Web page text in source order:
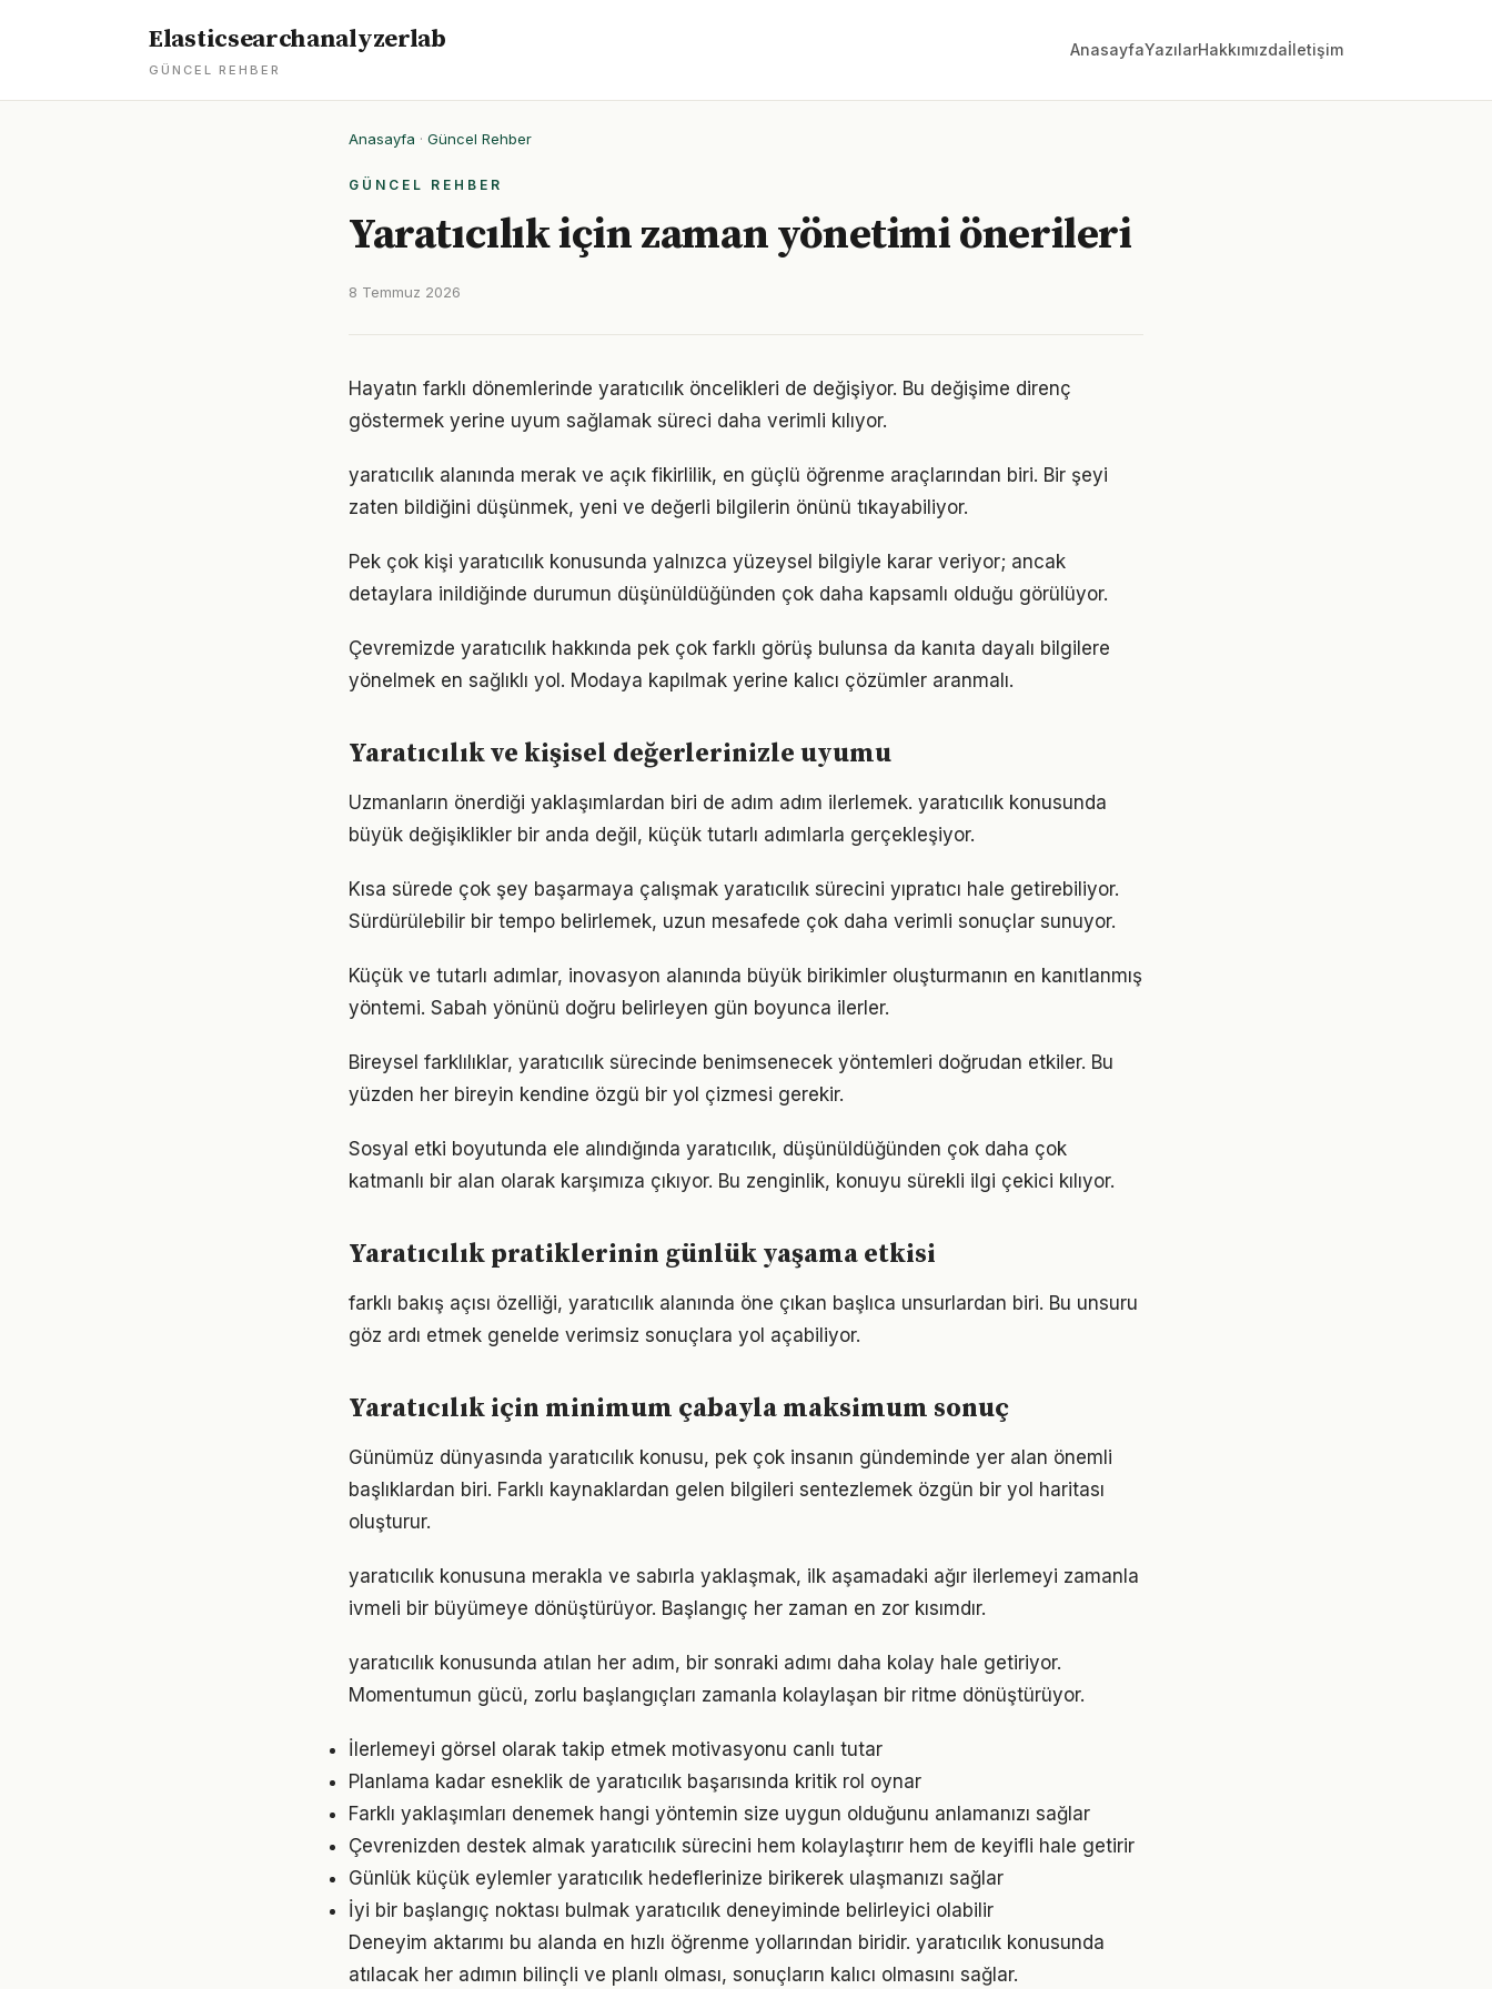
Elasticsearchanalyzerlab
GÜNCEL REHBER
AnasayfaYazılarHakkımızdaİletişim
Anasayfa · Güncel Rehber
GÜNCEL REHBER
Yaratıcılık için zaman yönetimi önerileri
8 Temmuz 2026
Hayatın farklı dönemlerinde yaratıcılık öncelikleri de değişiyor. Bu değişime direnç
göstermek yerine uyum sağlamak süreci daha verimli kılıyor.
yaratıcılık alanında merak ve açık fikirlilik, en güçlü öğrenme araçlarından biri. Bir şeyi
zaten bildiğini düşünmek, yeni ve değerli bilgilerin önünü tıkayabiliyor.
Pek çok kişi yaratıcılık konusunda yalnızca yüzeysel bilgiyle karar veriyor; ancak
detaylara inildiğinde durumun düşünüldüğünden çok daha kapsamlı olduğu görülüyor.
Çevremizde yaratıcılık hakkında pek çok farklı görüş bulunsa da kanıta dayalı bilgilere
yönelmek en sağlıklı yol. Modaya kapılmak yerine kalıcı çözümler aranmalı.
Yaratıcılık ve kişisel değerlerinizle uyumu
Uzmanların önerdiği yaklaşımlardan biri de adım adım ilerlemek. yaratıcılık konusunda
büyük değişiklikler bir anda değil, küçük tutarlı adımlarla gerçekleşiyor.
Kısa sürede çok şey başarmaya çalışmak yaratıcılık sürecini yıpratıcı hale getirebiliyor.
Sürdürülebilir bir tempo belirlemek, uzun mesafede çok daha verimli sonuçlar sunuyor.
Küçük ve tutarlı adımlar, inovasyon alanında büyük birikimler oluşturmanın en kanıtlanmış
yöntemi. Sabah yönünü doğru belirleyen gün boyunca ilerler.
Bireysel farklılıklar, yaratıcılık sürecinde benimsenecek yöntemleri doğrudan etkiler. Bu
yüzden her bireyin kendine özgü bir yol çizmesi gerekir.
Sosyal etki boyutunda ele alındığında yaratıcılık, düşünüldüğünden çok daha çok
katmanlı bir alan olarak karşımıza çıkıyor. Bu zenginlik, konuyu sürekli ilgi çekici kılıyor.
Yaratıcılık pratiklerinin günlük yaşama etkisi
farklı bakış açısı özelliği, yaratıcılık alanında öne çıkan başlıca unsurlardan biri. Bu unsuru
göz ardı etmek genelde verimsiz sonuçlara yol açabiliyor.
Yaratıcılık için minimum çabayla maksimum sonuç
Günümüz dünyasında yaratıcılık konusu, pek çok insanın gündeminde yer alan önemli
başlıklardan biri. Farklı kaynaklardan gelen bilgileri sentezlemek özgün bir yol haritası
oluşturur.
yaratıcılık konusuna merakla ve sabırla yaklaşmak, ilk aşamadaki ağır ilerlemeyi zamanla
ivmeli bir büyümeye dönüştürüyor. Başlangıç her zaman en zor kısımdır.
yaratıcılık konusunda atılan her adım, bir sonraki adımı daha kolay hale getiriyor.
Momentumun gücü, zorlu başlangıçları zamanla kolaylaşan bir ritme dönüştürüyor.
İlerlemeyi görsel olarak takip etmek motivasyonu canlı tutar
Planlama kadar esneklik de yaratıcılık başarısında kritik rol oynar
Farklı yaklaşımları denemek hangi yöntemin size uygun olduğunu anlamanızı sağlar
Çevrenizden destek almak yaratıcılık sürecini hem kolaylaştırır hem de keyifli hale getirir
Günlük küçük eylemler yaratıcılık hedeflerinize birikerek ulaşmanızı sağlar
İyi bir başlangıç noktası bulmak yaratıcılık deneyiminde belirleyici olabilir
Deneyim aktarımı bu alanda en hızlı öğrenme yollarından biridir. yaratıcılık konusunda
atılacak her adımın bilinçli ve planlı olması, sonuçların kalıcı olmasını sağlar.